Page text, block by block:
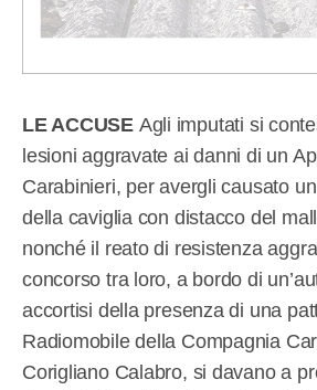
LE ACCUSE Agli imputati si
lesioni aggravate ai danni di un
Carabinieri, per avergli causato
della caviglia con distacco del
nonché il reato di resistenza
concorso tra loro, a bordo di
accortisi della presenza di una
Radiomobile della Compagnia
Corigliano Calabro, si davano a